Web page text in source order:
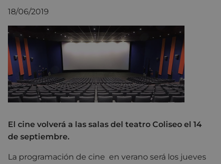
18/06/2019
El cine volverá a las salas del teatro Coliseo el 14
de septiembre.
La programación de cine en verano será los jueves